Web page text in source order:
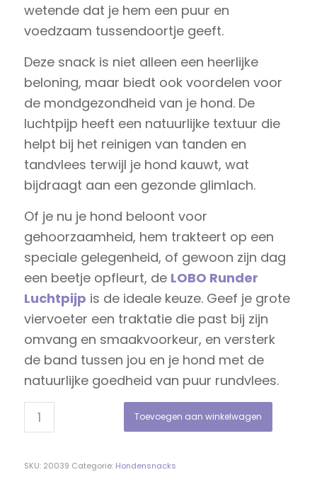
wetende dat je hem een puur en
voedzaam tussendoortje geeft.
Deze snack is niet alleen een heerlijke
beloning, maar biedt ook voordelen voor
de mondgezondheid van je hond. De
luchtpijp heeft een natuurlijke textuur die
helpt bij het reinigen van tanden en
tandvlees terwijl je hond kauwt, wat
bijdraagt aan een gezonde glimlach.
Of je nu je hond beloont voor
gehoorzaamheid, hem trakteert op een
speciale gelegenheid, of gewoon zijn dag
een beetje opfleurt, de LOBO Runder
Luchtpijp is de ideale keuze. Geef je grote
viervoeter een traktatie die past bij zijn
omvang en smaakvoorkeur, en versterk
de band tussen jou en je hond met de
natuurlijke goedheid van puur rundvlees.
Toevoegen aan winkelwagen
SKU: 20039 Categorie: Hondensnacks